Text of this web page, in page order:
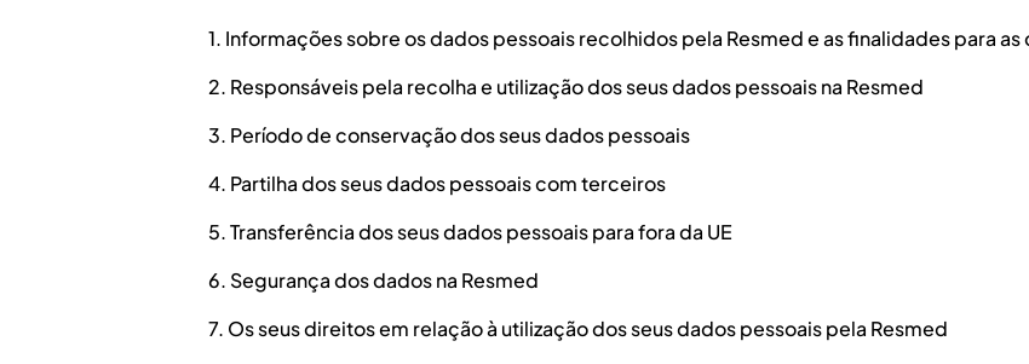
1. Informações sobre os dados pessoais recolhidos pela Resmed e as finalidades para
2. Responsáveis pela recolha e utilização dos seus dados pessoais na Resmed
3. Período de conservação dos seus dados pessoais
4. Partilha dos seus dados pessoais com terceiros
5. Transferência dos seus dados pessoais para fora da UE
6. Segurança dos dados na Resmed
7. Os seus direitos em relação à utilização dos seus dados pessoais pela Resmed